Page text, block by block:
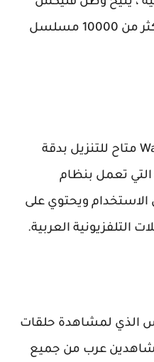
للمستخدمين الوصول إلى أكثر من 10000 مسلسل
متاح للتنزيل بدقة
التي تعمل بنظام
ويحتوي على
العربية.
الذي لمشاهدة حلقات
عرب من جميع